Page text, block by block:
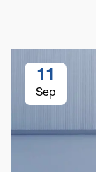
11
Sep